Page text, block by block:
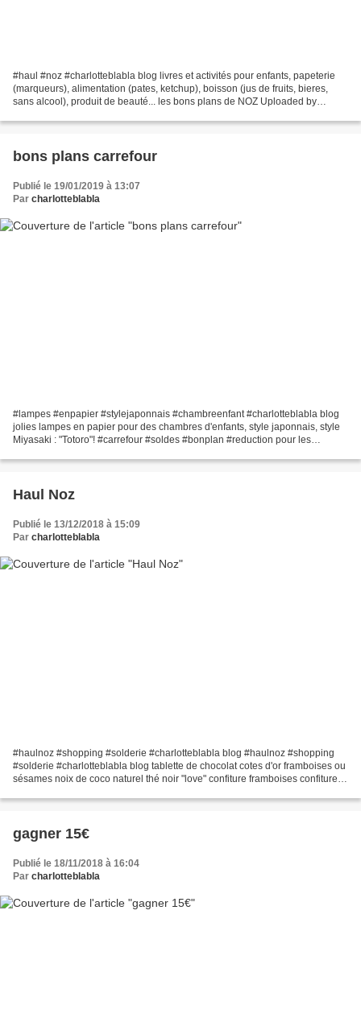
#haul #noz #charlotteblabla blog livres et activités pour enfants, papeterie
(marqueurs), alimentation (pates, ketchup), boisson (jus de fruits, bieres,
sans alcool), produit de beauté... les bons plans de NOZ Uploaded by
bons plans carrefour
Publié le 19/01/2019 à 13:07
Par charlotteblabla
#lampes #enpapier #stylejaponnais #chambreenfant #charlotteblabla blog
jolies lampes en papier pour des chambres d'enfants, style japonnais, style
Miyasaki : "Totoro"! #carrefour #soldes #bonplan #reduction pour les
Haul Noz
Publié le 13/12/2018 à 15:09
Par charlotteblabla
#haulnoz #shopping #solderie #charlotteblabla blog #haulnoz #shopping
#solderie #charlotteblabla blog tablette de chocolat cotes d'or framboises ou
sésames noix de coco naturel thé noir "love" confiture framboises confiture
gagner 15€
Publié le 18/11/2018 à 16:04
Par charlotteblabla